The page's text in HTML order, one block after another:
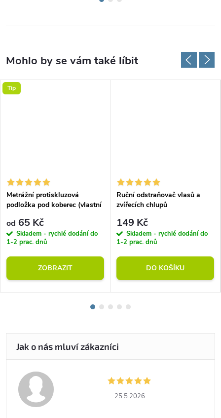
Tip
Metrážní protiskluzová
podložka pod koberec (vlastní
od 65 Kč
Skladem - rychlé dodání do
1-2 prac. dnů
ZOBRAZIT
Ruční odstraňovač vlasů a
zvířecích chlupů
149 Kč
Skladem - rychlé dodání do
1-2 prac. dnů
DO KOŠÍKU
25.5.2026